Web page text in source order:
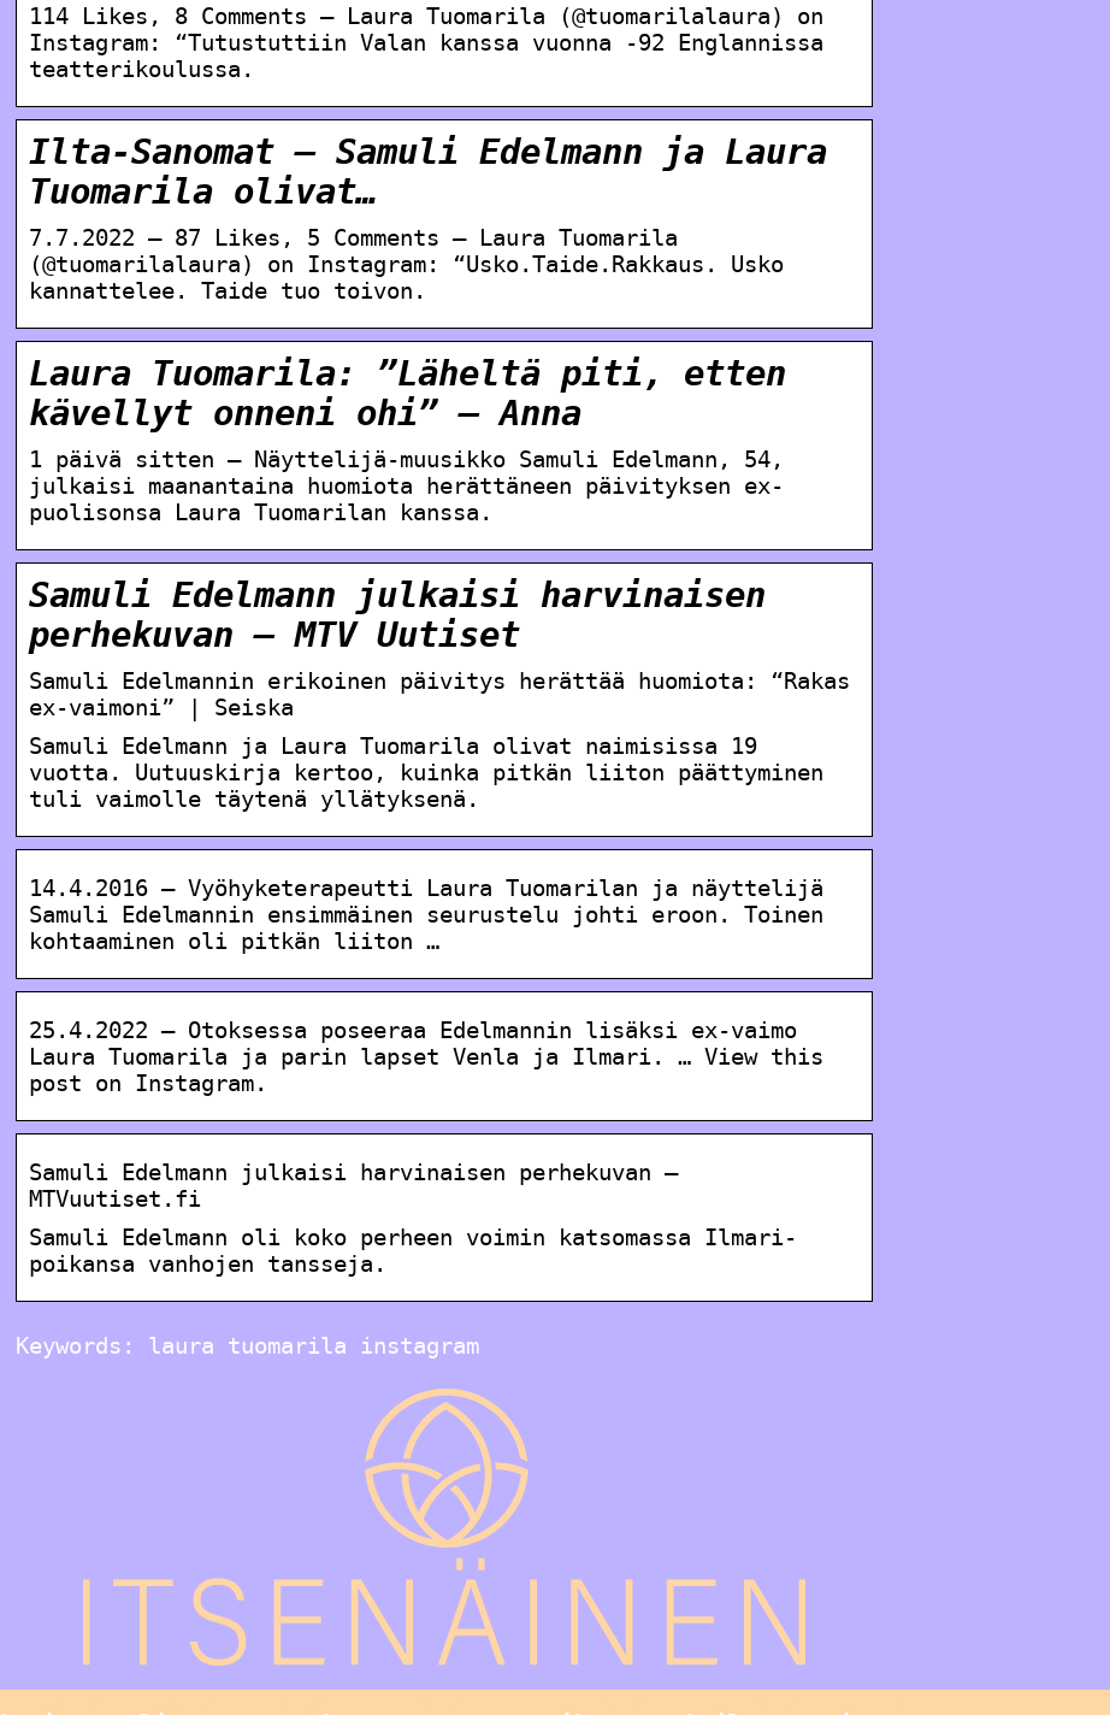
114 Likes, 8 Comments – Laura Tuomarila (@tuomarilalaura) on
Instagram: “Tutustuttiin Valan kanssa vuonna -92 Englannissa
teatterikoulussa.
Ilta-Sanomat – Samuli Edelmann ja Laura
Tuomarila olivat…
7.7.2022 — 87 Likes, 5 Comments – Laura Tuomarila
(@tuomarilalaura) on Instagram: “Usko.Taide.Rakkaus. Usko
kannattelee. Taide tuo toivon.
Laura Tuomarila: ”Läheltä piti, etten
kävellyt onneni ohi” – Anna
1 päivä sitten — Näyttelijä-muusikko Samuli Edelmann, 54,
julkaisi maanantaina huomiota herättäneen päivityksen ex-
puolisonsa Laura Tuomarilan kanssa.
Samuli Edelmann julkaisi harvinaisen
perhekuvan – MTV Uutiset
Samuli Edelmannin erikoinen päivitys herättää huomiota: “Rakas
ex-vaimoni” | Seiska
Samuli Edelmann ja Laura Tuomarila olivat naimisissa 19
vuotta. Uutuuskirja kertoo, kuinka pitkän liiton päättyminen
tuli vaimolle täytenä yllätyksenä.
14.4.2016 — Vyöhyketerapeutti Laura Tuomarilan ja näyttelijä
Samuli Edelmannin ensimmäinen seurustelu johti eroon. Toinen
kohtaaminen oli pitkän liiton …
25.4.2022 — Otoksessa poseeraa Edelmannin lisäksi ex-vaimo
Laura Tuomarila ja parin lapset Venla ja Ilmari. … View this
post on Instagram.
Samuli Edelmann julkaisi harvinaisen perhekuvan –
MTVuutiset.fi
Samuli Edelmann oli koko perheen voimin katsomassa Ilmari-
poikansa vanhojen tansseja.
Keywords: laura tuomarila instagram